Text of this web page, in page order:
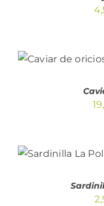
CARRITO
CARRITO